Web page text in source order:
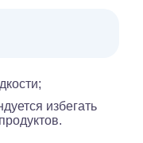
избегать